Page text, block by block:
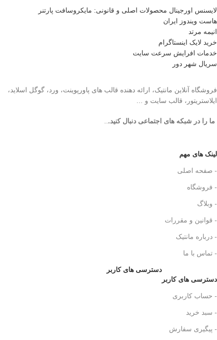
لایسنس اورجینال محصولات اصلی و قانونی: مایکروسافت پارتنر
هاست ویندوز ایران
انیمه مرتد
خرید لایک اینستاگرام
خدمات افرایش سرعت سایت
سریال شهر دور
فروشگاه آنلاین مانتیک، ارائه دهنده قالب های پاورپوینت، ورد، گوگل اسلاید،
ایلاستریتور، قالب سایت و …
ما را در شبکه های اجتماعی دنبال کنید.
لینک های مهم
- صفحه اصلی
- فروشگاه
- وبلاگ
- قوانین و مقررات
- درباره مانتیک
- تماس با ما
دسترسی های کاربر
دسترسی های کاربر
- حساب کاربری
- سبد خرید
- پیگیری سفارش